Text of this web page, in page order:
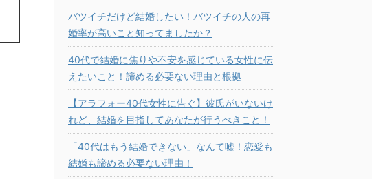
バツイチだけど結婚したい！バツイチの人の再
婚率が高いこと知ってましたか？
40代で結婚に焦りや不安を感じている女性に伝
えたいこと！諦める必要ない理由と根拠
【アラフォー40代女性に告ぐ】彼氏がいないけ
れど、結婚を目指してあなたが行うべきこと！
「40代はもう結婚できない」なんて嘘！恋愛も
結婚も諦める必要ない理由！